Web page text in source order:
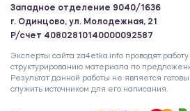
Западное отделение 9040/1636
г. Одинцово, ул. Молодежная, 21
Р/счет 40802810140000092587
Эксперты сайта za4etka.info проводят работу
структурированию материала по
Результат данной работы не является
служить источником для его написания.